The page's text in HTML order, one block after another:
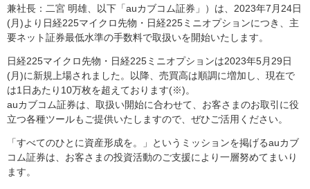
兼社長：二宮 明雄、以下「auカブコム証券」）は、2023年7月24日
(月)より日経225マイクロ先物・日経225ミニオプションにつき、主
要ネット証券最低水準の手数料で取扱いを開始いたします。
日経225マイクロ先物・日経225ミニオプションは2023年5月29日
(月)に新規上場されました。以降、売買高は順調に増加し、現在で
は1日あたり10万枚を超えております(※)。
auカブコム証券は、取扱い開始に合わせて、お客さまのお取引に役
立つ各種ツールもご提供いたしますので、ぜひご活用ください。
「すべてのひとに資産形成を。」というミッションを掲げるauカブ
コム証券は、お客さまの投資活動のご支援により一層努めてまいり
ます。